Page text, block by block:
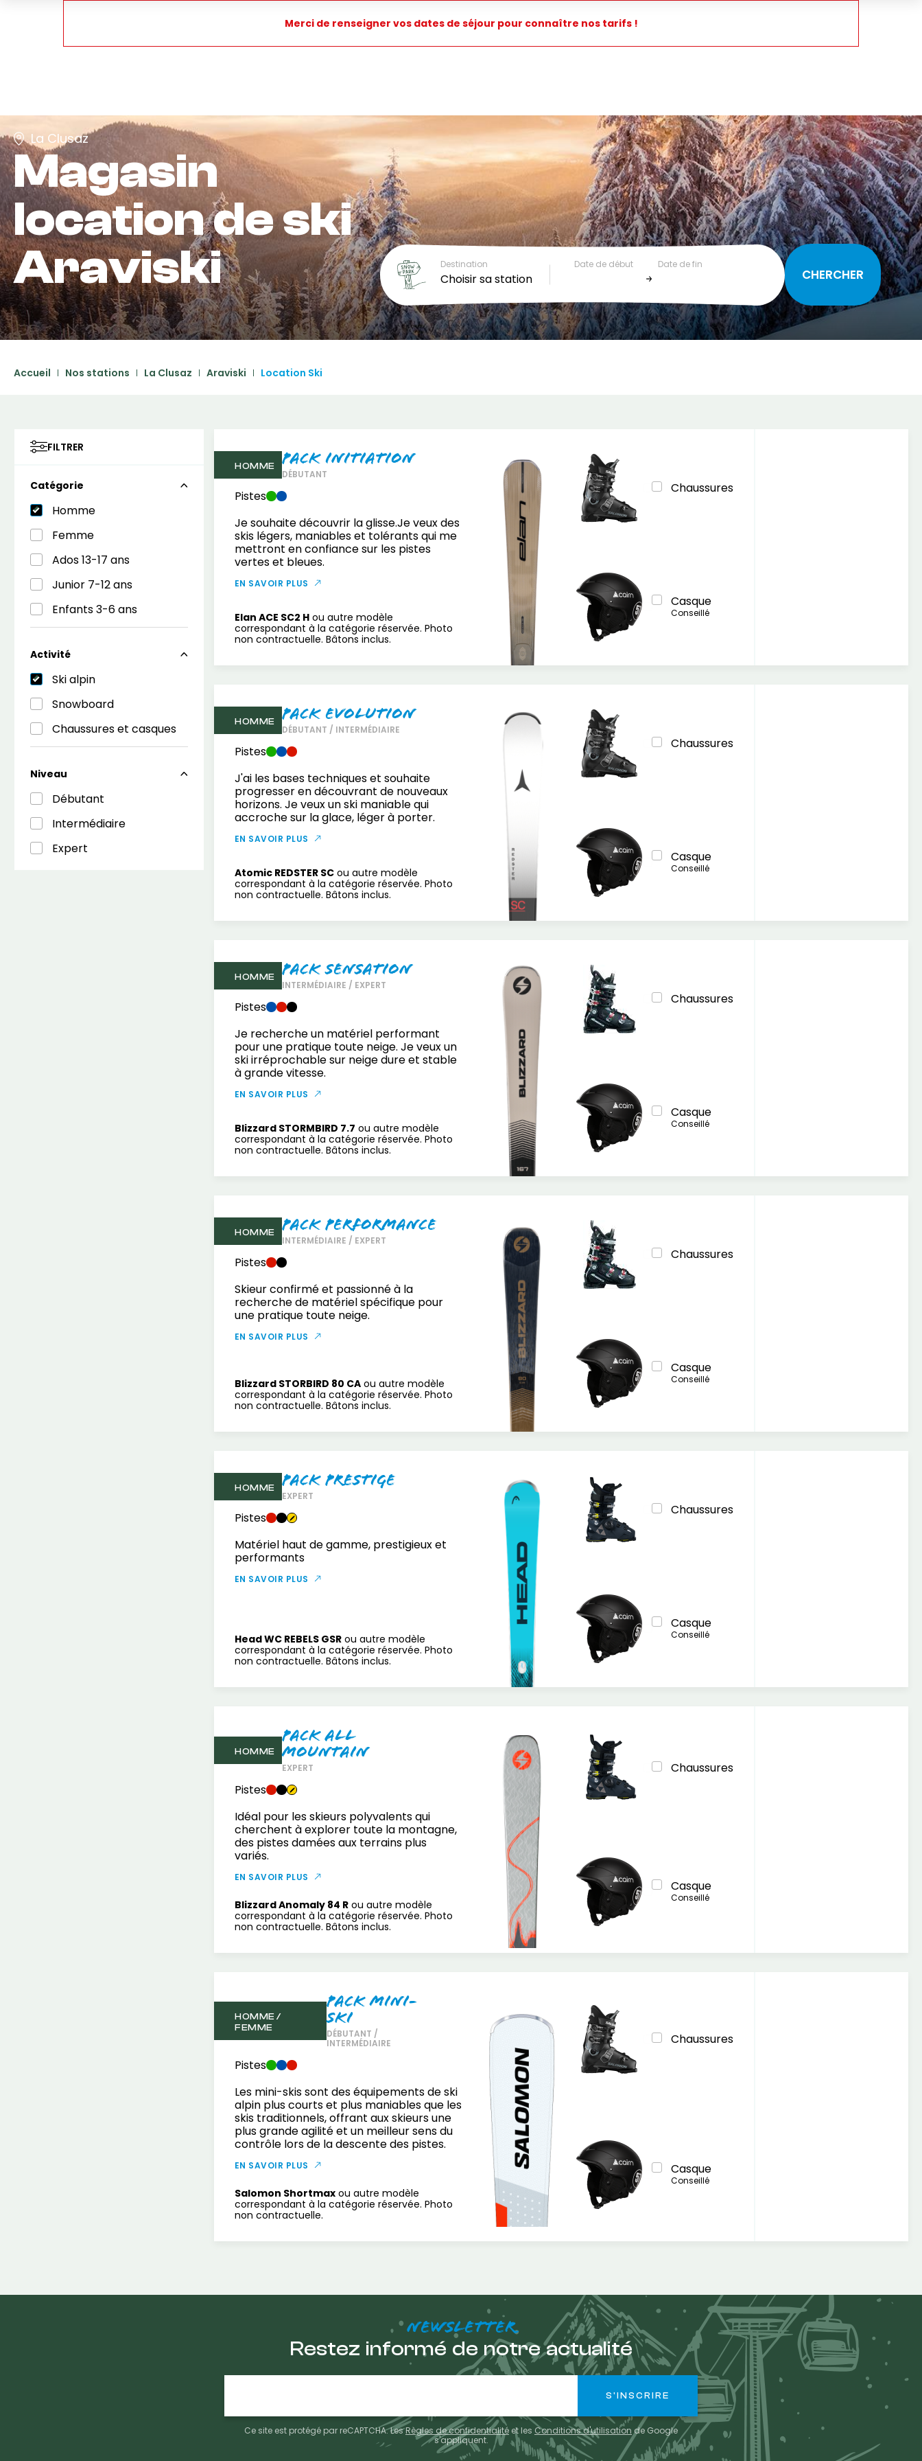
Merci de renseigner vos dates de séjour pour connaître nos tarifs !
La Clusaz
Magasin
location de ski
Araviski
Destination
Choisir sa station
Date de début Date de fin
Accueil Nos stations La Clusaz Araviski Location Ski
FILTRER
Catégorie
Homme
Femme
Ados 13-17 ans
Junior 7-12 ans
Enfants 3-6 ans
Activité
Ski alpin
Snowboard
Chaussures et casques
Niveau
Débutant
Intermédiaire
Expert
HOMME Pack Initiation
DÉBUTANT
Pistes
Je souhaite découvrir la glisse.Je veux des
skis légers, maniables et tolérants qui me
mettront en confiance sur les pistes
vertes et bleues.
EN SAVOIR PLUS
Elan ACE SC2 H ou autre modèle
correspondant à la catégorie réservée. Photo
non contractuelle. Bâtons inclus.
Chaussures
Casque
Conseillé
HOMME Pack Evolution
DÉBUTANT / INTERMÉDIAIRE
Pistes
J'ai les bases techniques et souhaite
progresser en découvrant de nouveaux
horizons. Je veux un ski maniable qui
accroche sur la glace, léger à porter.
EN SAVOIR PLUS
Atomic REDSTER SC ou autre modèle
correspondant à la catégorie réservée. Photo
non contractuelle. Bâtons inclus.
Chaussures
Casque
Conseillé
HOMME Pack Sensation
INTERMÉDIAIRE / EXPERT
Pistes
Je recherche un matériel performant
pour une pratique toute neige. Je veux un
ski irréprochable sur neige dure et stable
à grande vitesse.
EN SAVOIR PLUS
Blizzard STORMBIRD 7.7 ou autre modèle
correspondant à la catégorie réservée. Photo
non contractuelle. Bâtons inclus.
Chaussures
Casque
Conseillé
HOMME Pack Performance
INTERMÉDIAIRE / EXPERT
Pistes
Skieur confirmé et passionné à la
recherche de matériel spécifique pour
une pratique toute neige.
EN SAVOIR PLUS
Blizzard STORBIRD 80 CA ou autre modèle
correspondant à la catégorie réservée. Photo
non contractuelle. Bâtons inclus.
Chaussures
Casque
Conseillé
HOMME Pack Prestige
EXPERT
Pistes
Matériel haut de gamme, prestigieux et
performants
EN SAVOIR PLUS
Head WC REBELS GSR ou autre modèle
correspondant à la catégorie réservée. Photo
non contractuelle. Bâtons inclus.
Chaussures
Casque
Conseillé
HOMME
Pack All
mountain
EXPERT
Pistes
Idéal pour les skieurs polyvalents qui
cherchent à explorer toute la montagne,
des pistes damées aux terrains plus
variés.
EN SAVOIR PLUS
Blizzard Anomaly 84 R ou autre modèle
correspondant à la catégorie réservée. Photo
non contractuelle. Bâtons inclus.
Chaussures
Casque
Conseillé
HOMME /
FEMME
Pack Mini-
Ski
DÉBUTANT /
INTERMÉDIAIRE
Pistes
Les mini-skis sont des équipements de ski
alpin plus courts et plus maniables que les
skis traditionnels, offrant aux skieurs une
plus grande agilité et un meilleur sens du
contrôle lors de la descente des pistes.
EN SAVOIR PLUS
Salomon Shortmax ou autre modèle
correspondant à la catégorie réservée. Photo
non contractuelle.
Chaussures
Casque
Conseillé
NEWSLETTER
Restez informé de notre actualité
Ce site est protégé par reCAPTCHA. LesRègles de confidentialité et les Conditions d'utilisation de Google
s'appliquent.